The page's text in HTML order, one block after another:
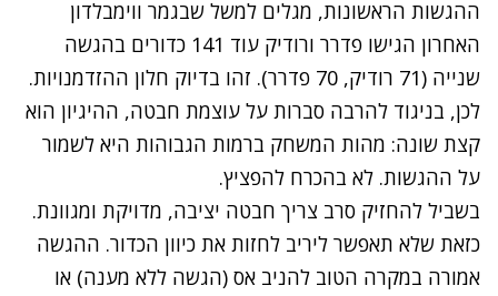
ההגשות הראשונות, מגלים למשל שבגמר ווימבלדון
האחרון הגישו פדרר ורודיק עוד 141 כדורים בהגשה
שנייה (71 רודיק, 70 פדרר). זהו בדיוק חלון ההזדמנויות.
לכן, בניגוד להרבה סברות על עוצמת חבטה, ההיגיון הוא
קצת שונה: מהות המשחק ברמות הגבוהות היא לשמור
על ההגשות. לא בהכרח להפציץ.
בשביל להחזיק סרב צריך חבטה יציבה, מדויקת ומגוונת.
כזאת שלא תאפשר ליריב לחזות את כיוון הכדור. ההגשה
אמורה במקרה הטוב להניב אס (הגשה ללא מענה) או